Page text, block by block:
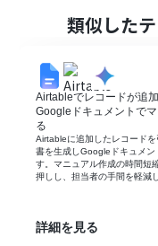
次に、トリガー
が送信されたら
最後に、オペレ
ュメントに画像
のドキュメント
※「トリガー」：フロ
ペレーション」：トリ
Googleドキュメ
類似した
Airtableでレコードが追加
Googleドキュメントで
る
Airtableに追加したレコード
書を生成しGoogleドキュメ
す。マニュアル作成の時間短
押しし、担当者の手間を軽減
詳細を見る